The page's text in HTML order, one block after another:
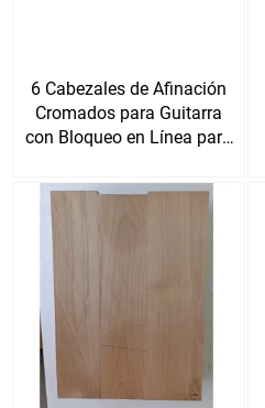
6 Cabezales de Afinación
Cromados para Guitarra
con Bloqueo en Línea para